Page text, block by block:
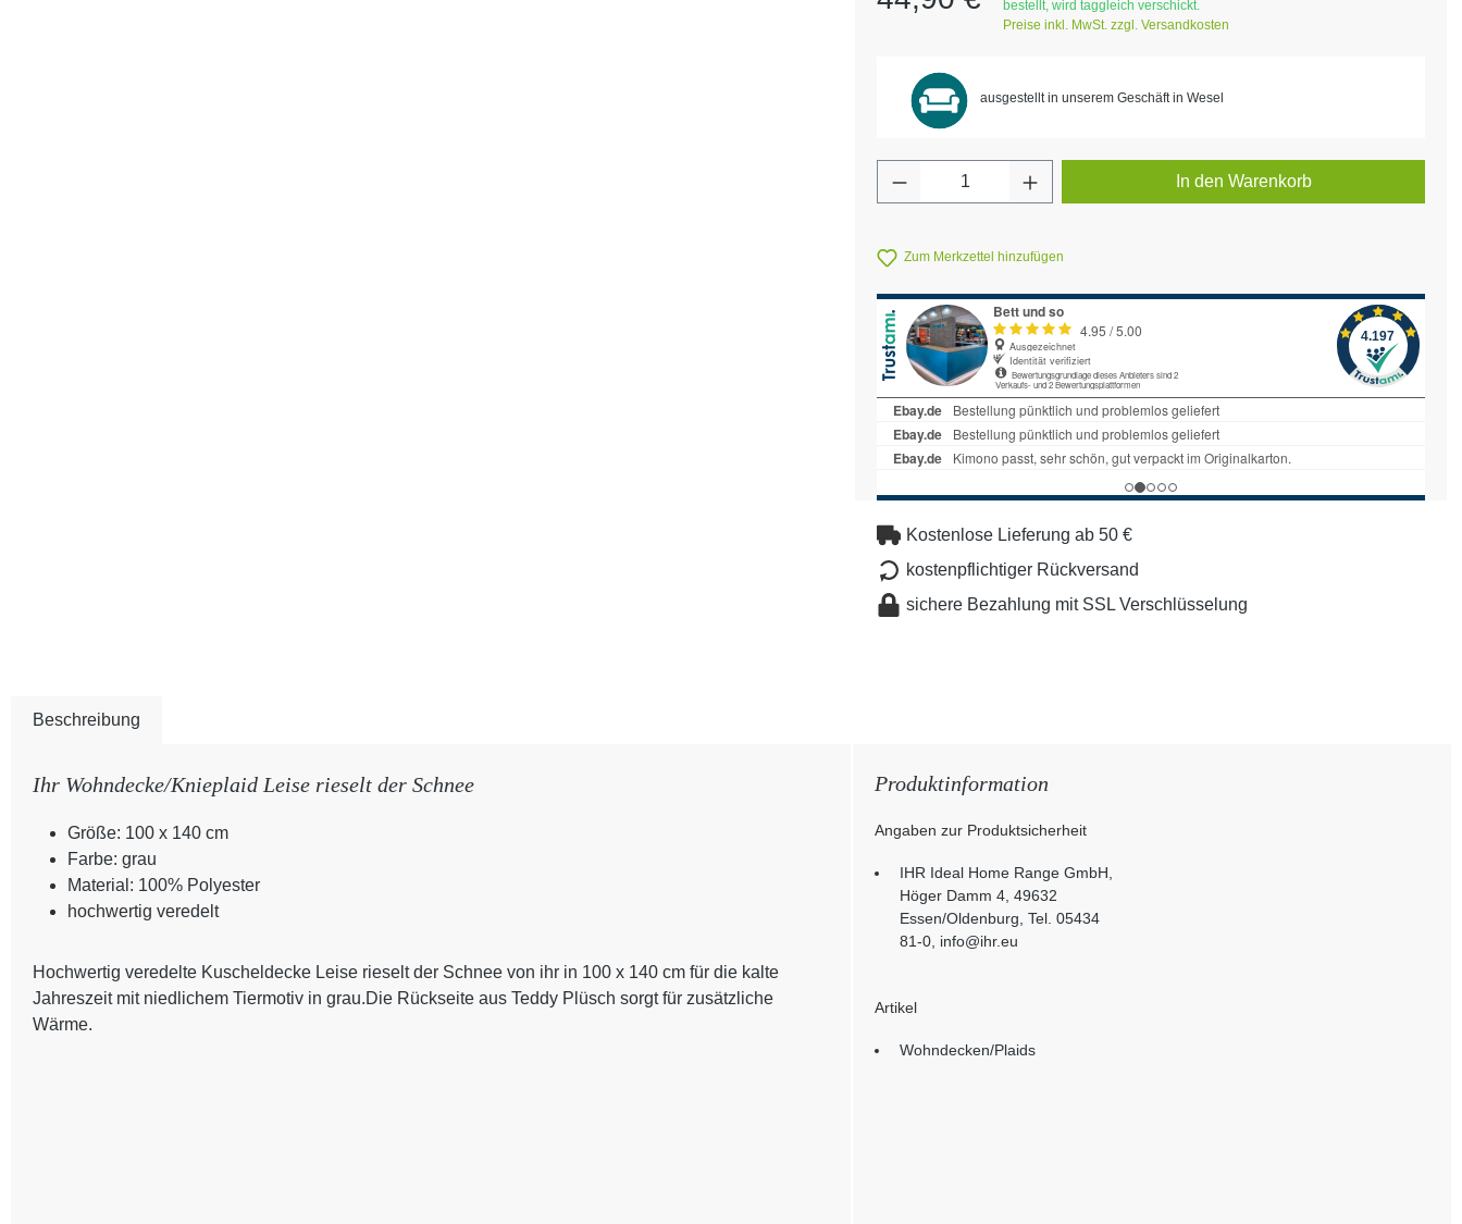
bestellt, wird taggleich verschickt.
Preise inkl. MwSt. zzgl. Versandkosten
ausgestellt in unserem Geschäft in Wesel
Produkt Anzahl: Gib den gewünschten Wert ein
In den Warenkorb
Zum Merkzettel hinzufügen
Kostenlose Lieferung ab 50 €
kostenpflichtiger Rückversand
sichere Bezahlung mit SSL Verschlüsselung
Beschreibung
Ihr Wohndecke/Knieplaid Leise rieselt der Schnee
Größe: 100 x 140 cm
Farbe: grau
Material: 100% Polyester
hochwertig veredelt
Hochwertig veredelte Kuscheldecke Leise rieselt der Schnee von ihr in 100 x 140 cm für die kalte
Jahreszeit mit niedlichem Tiermotiv in grau.Die Rückseite aus Teddy Plüsch sorgt für zusätzliche
Wärme.
Produktinformation
Angaben zur Produktsicherheit
IHR Ideal Home Range GmbH,
Höger Damm 4, 49632
Essen/Oldenburg, Tel. 05434
81-0, info@ihr.eu
Artikel
Wohndecken/Plaids